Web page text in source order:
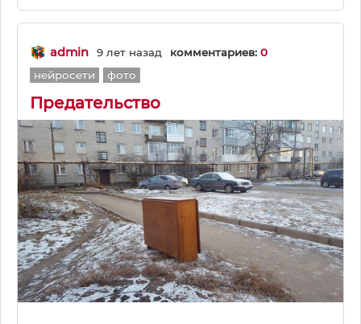
admin 9 лет назад комментариев: 0
нейросети
фото
Предательство